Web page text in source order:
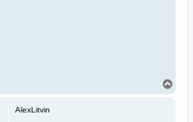
AlexLitvin